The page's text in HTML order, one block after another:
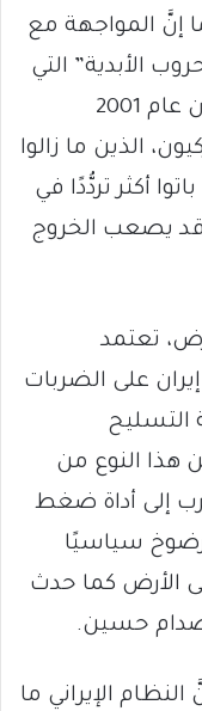
إنَّ المواجهة مع
الأبدية” التي
أعقبت الغزو الأميركي لأفغانستان عام 2001
الأميركيون، الذين ما زالوا
أكثر تردُّدًا في
قد يصعب الخروج
تعتمد
على الضربات
التسليح
هذا النوع من
إلى أداة ضغط
سياسيًا
الأرض كما حدث
صدام حسين.
الإيراني ما